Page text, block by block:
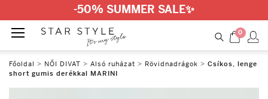
-50% SUMMER SALE✨
0
Főoldal > NŐI DIVAT > Alsó ruházat > Rövidnadrágok > Csíkos, lenge
short gumis derékkal MARINI